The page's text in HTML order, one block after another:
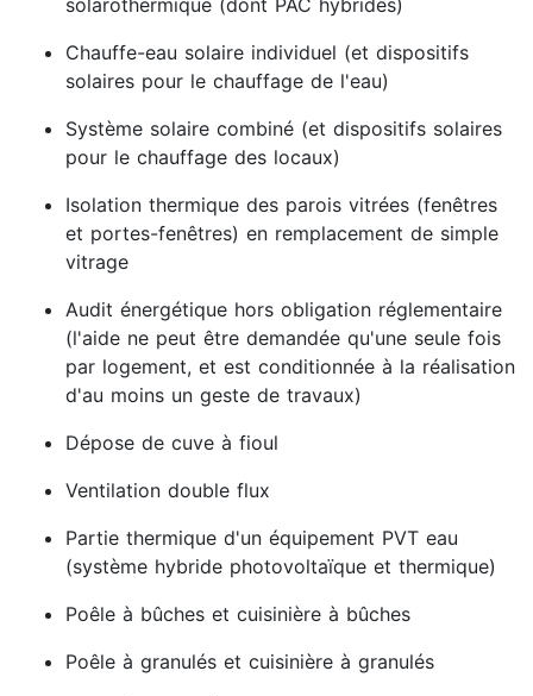
solarothermique (dont PAC hybrides)
Chauffe-eau solaire individuel (et dispositifs
solaires pour le chauffage de l'eau)
Système solaire combiné (et dispositifs solaires
pour le chauffage des locaux)
Isolation thermique des parois vitrées (fenêtres
et portes-fenêtres) en remplacement de simple
vitrage
Audit énergétique hors obligation réglementaire
(l'aide ne peut être demandée qu'une seule fois
par logement, et est conditionnée à la réalisation
d'au moins un geste de travaux)
Dépose de cuve à fioul
Ventilation double flux
Partie thermique d'un équipement PVT eau
(système hybride photovoltaïque et thermique)
Poêle à bûches et cuisinière à bûches
Poêle à granulés et cuisinière à granulés